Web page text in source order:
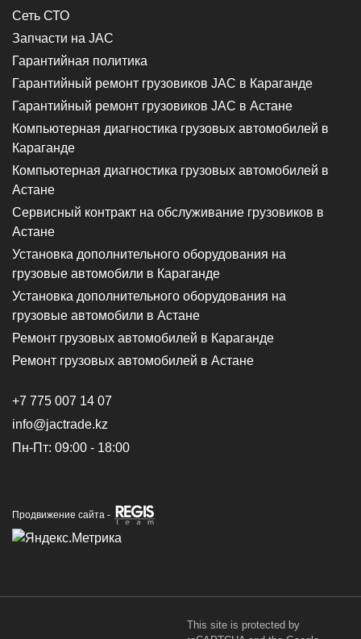
Сеть СТО
Запчасти на JAC
Гарантийная политика
Гарантийный ремонт грузовиков JAC в Караганде
Гарантийный ремонт грузовиков JAC в Астане
Компьютерная диагностика грузовых автомобилей в
Караганде
Компьютерная диагностика грузовых автомобилей в
Астане
Сервисный контракт на обслуживание грузовиков в
Астане
Установка дополнительного оборудования на
грузовые автомобили в Караганде
Установка дополнительного оборудования на
грузовые автомобили в Астане
Ремонт грузовых автомобилей в Караганде
Ремонт грузовых автомобилей в Астане
+7 775 007 14 07
info@jactrade.kz
Пн-Пт: 09:00 - 18:00
Продвижение сайта -
This site is protected by